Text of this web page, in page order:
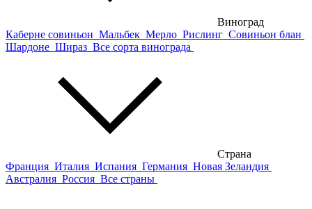
Виноград
Каберне совиньон Мальбек Мерло Рислинг Совиньон блан
Шардоне Шираз Все сорта винограда
Страна
Франция Италия Испания Германия Новая Зеландия
Австралия Россия Все страны